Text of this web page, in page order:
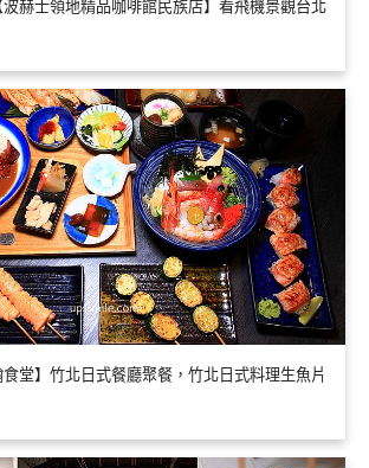
赫士領地精品咖啡館民族店】看飛機景觀台北
堂】竹北日式餐廳聚餐，竹北日式料理生魚片